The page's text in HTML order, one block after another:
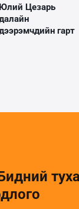
Юлий Цезарь
гарт